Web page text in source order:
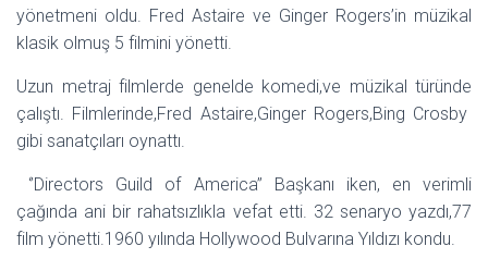
yönetmeni oldu. Fred Astaire ve Ginger Rogers’in müzikal
klasik olmuş 5 filmini yönetti.
Uzun metraj filmlerde genelde komedi,ve müzikal türünde
çalıştı. Filmlerinde,Fred Astaire,Ginger Rogers,Bing Crosby
gibi sanatçıları oynattı.
‘’Directors Guild of America’’ Başkanı iken, en verimli
çağında ani bir rahatsızlıkla vefat etti. 32 senaryo yazdı,77
film yönetti.1960 yılında Hollywood Bulvarına Yıldızı kondu.